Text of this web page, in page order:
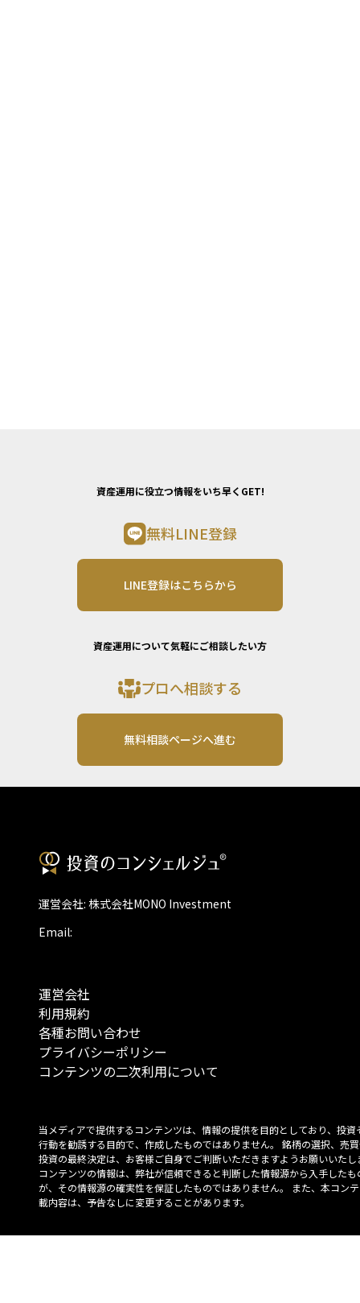
資産運用に役立つ情報をいち早くGET!
無料LINE登録
LINE登録はこちらから
資産運用について気軽にご相談したい方
プロへ相談する
無料相談ページへ進む
運営会社: 株式会社MONO Investment
Email:
運営会社
利用規約
各種お問い合わせ
プライバシーポリシー
コンテンツの二次利用について
当メディアで提供するコンテンツは、情報の提供を目的としており、投資
行動を勧誘する目的で、作成したものではありません。 銘柄の選択、売
投資の最終決定は、お客様ご自身でご判断いただきますようお願いいたし
コンテンツの情報は、弊社が信頼できると判断した情報源から入手したも
が、その情報源の確実性を保証したものではありません。 また、本コン
載内容は、予告なしに変更することがあります。